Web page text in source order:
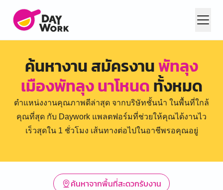
ค้นหางาน สมัครงานพัทลุง
เมืองพัทลุง นาโหนดทั้งหมด
ตำแหน่งงานคุณภาพดีล่าสุด จากบริษัทชั้นนำ ในพื้นที่ใกล้
คุณที่สุด กับ Daywork แพลตฟอร์มที่ช่วยให้คุณได้งานไว
เร็วสุดใน 1 ชั่วโมง เส้นทางต่อไปในอาชีพรอคุณอยู่
ค้นหาจากพื้นที่สะดวกรับงาน